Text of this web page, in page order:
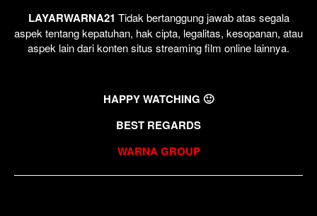
LAYARWARNA21 Tidak bertanggung jawab atas segala
aspek tentang kepatuhan, hak cipta, legalitas, kesopanan, atau
aspek lain dari konten situs streaming film online lainnya.
HAPPY WATCHING 🙂
BEST REGARDS
WARNA GROUP